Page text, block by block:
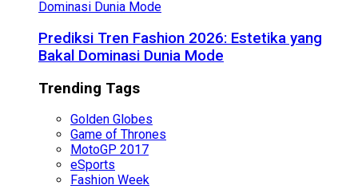
Prediksi Tren Fashion 2026: Estetika yang
Bakal Dominasi Dunia Mode
Trending Tags
Golden Globes
Game of Thrones
MotoGP 2017
eSports
Fashion Week